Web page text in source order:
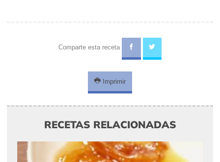
Comparte esta receta
Imprimir
RECETAS RELACIONADAS